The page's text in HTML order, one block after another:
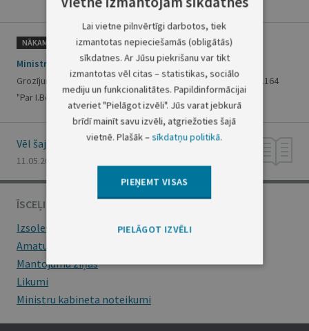
NĀKAMAIS
Ministru prezidenta rīkojums Nr.167
Grozījums Ministru prezidenta 2001.gada 7.maija rīkojumā Nr.164
"Par I.Bērziņa komandējumiem"
Vēl šajā numurā
11.05.2001., Nr. 73
ĪSCEĻI
Izsoles
Amatu konkursi
Mantojumu ziņas
Likumi
Ministru kabineta noteikumi
Lai vietne pilnvērtīgi darbotos, tiek
izmantotas nepieciešamās (obligātās)
sīkdatnes. Ar Jūsu piekrišanu var tikt
izmantotas vēl citas – statistikas, sociālo
mediju un funkcionalitātes. Papildinformācijai
atveriet "Pielāgot izvēli". Jūs varat jebkurā
brīdī mainīt savu izvēli, atgriežoties šajā
vietnē. Plašāk –sīkdatņu politikā.
PIEŅEMT VISAS
PIELĀGOT IZVĒLI